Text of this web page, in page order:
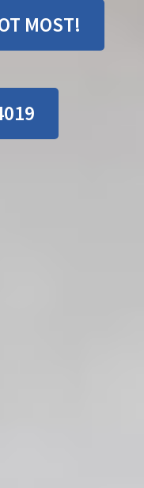
MOST!